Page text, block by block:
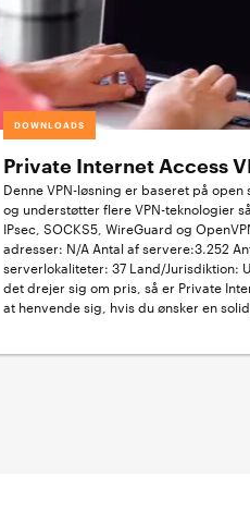
DOWNLOADS
Private Internet Access
Denne VPN-løsning er baseret på open
og understøtter flere VPN-teknologier
IPsec, SOCKS5, WireGuard og
adresser: N/A Antal af servere:3.252
serverlokaliteter: 37 Land/Jurisdiktion:
det drejer sig om pris, så er Private
at henvende sig, hvis du ønsker en